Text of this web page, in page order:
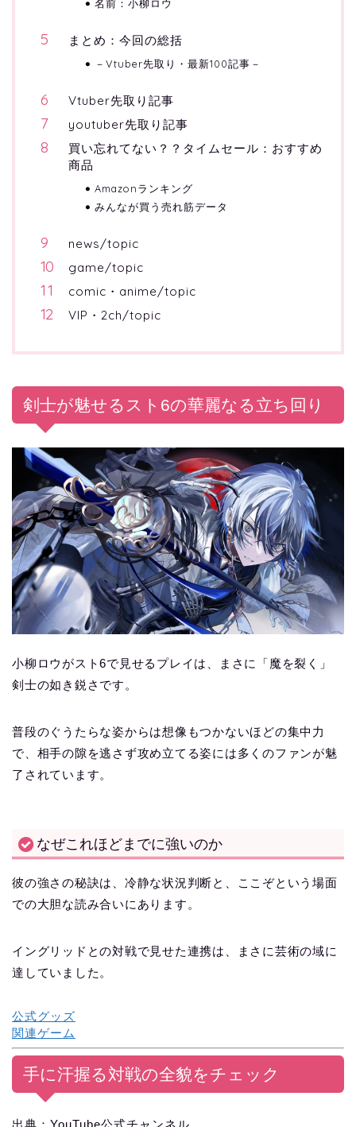
名前：小柳ロウ
まとめ：今回の総括
－Vtuber先取り・最新100記事－
Vtuber先取り記事
youtuber先取り記事
買い忘れてない？？タイムセール：おすすめ
商品
Amazonランキング
みんなが買う売れ筋データ
news/topic
game/topic
comic・anime/topic
VIP・2ch/topic
剣士が魅せるスト6の華麗なる立ち回り
小柳ロウがスト6で見せるプレイは、まさに「魔を裂く」
剣士の如き鋭さです。
普段のぐうたらな姿からは想像もつかないほどの集中力
で、相手の隙を逃さず攻め立てる姿には多くのファンが魅
了されています。
なぜこれほどまでに強いのか
彼の強さの秘訣は、冷静な状況判断と、ここぞという場面
での大胆な読み合いにあります。
イングリッドとの対戦で見せた連携は、まさに芸術の域に
達していました。
公式グッズ
関連ゲーム
手に汗握る対戦の全貌をチェック
出典：YouTube公式チャンネル